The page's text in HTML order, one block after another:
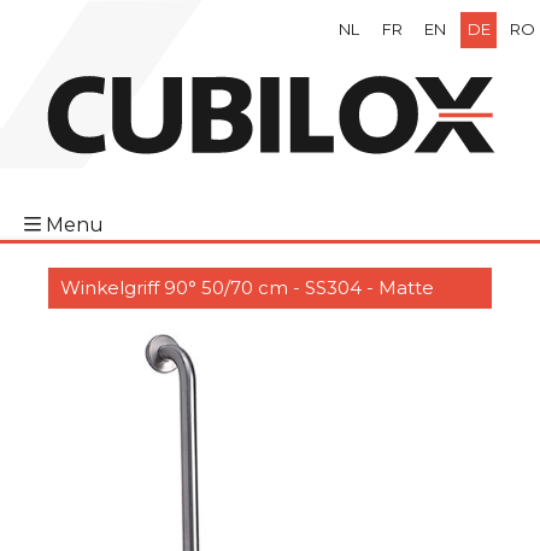
NL FR EN DE RO
Menu
Winkelgriff 90° 50/70 cm - SS304 - Matte